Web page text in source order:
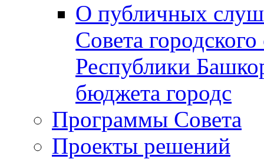
О публичных
Совета
Республики
бюджета городс
Программы Совета
Проекты решений